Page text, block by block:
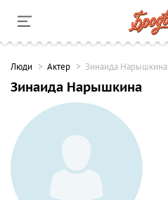
Люди Актер Зинаида Нарышкина
Зинаида Нарышкина